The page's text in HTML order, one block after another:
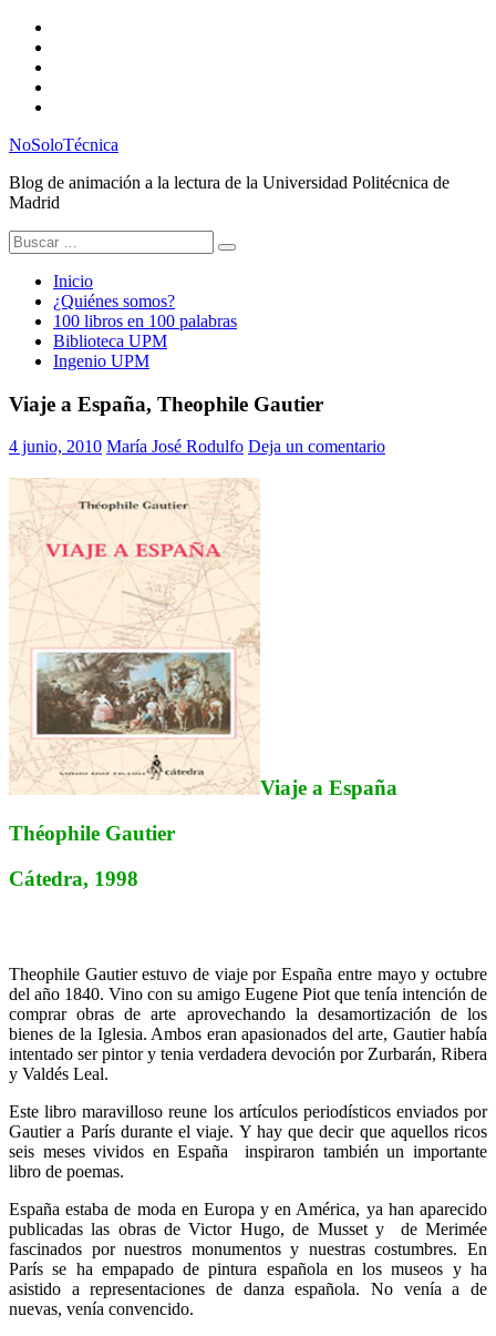
Saltar
contenido
NoSoloTécnica
Blog de animación a la lectura de la Universidad Politécnica de
Madrid
Buscar:
Inicio
¿Quiénes somos?
100 libros en 100 palabras
Biblioteca UPM
Ingenio UPM
Viaje a España, Theophile Gautier
4 junio, 2010 María José Rodulfo Deja un comentario
Viaje a España
Théophile Gautier
Cátedra, 1998
Theophile Gautier estuvo de viaje por España entre mayo y octubre
del año 1840. Vino con su amigo Eugene Piot que tenía intención de
comprar obras de arte aprovechando la desamortización de los
bienes de la Iglesia. Ambos eran apasionados del arte, Gautier había
intentado ser pintor y tenia verdadera devoción por Zurbarán, Ribera
y Valdés Leal.
Este libro maravilloso reune los artículos periodísticos enviados por
Gautier a París durante el viaje. Y hay que decir que aquellos ricos
seis meses vividos en España inspiraron también un importante
libro de poemas.
España estaba de moda en Europa y en América, ya han aparecido
publicadas las obras de Victor Hugo, de Musset y de Merimée
fascinados por nuestros monumentos y nuestras costumbres. En
París se ha empapado de pintura española en los museos y ha
asistido a representaciones de danza española. No venía a de
nuevas, venía convencido.